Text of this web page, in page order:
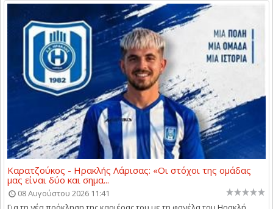
Καρατζούκος - Ηρακλής Λάρισας: «Οι στόχοι της ομάδας
μας είναι δύο και σημα...
08 Αυγούστου 2026 11:41